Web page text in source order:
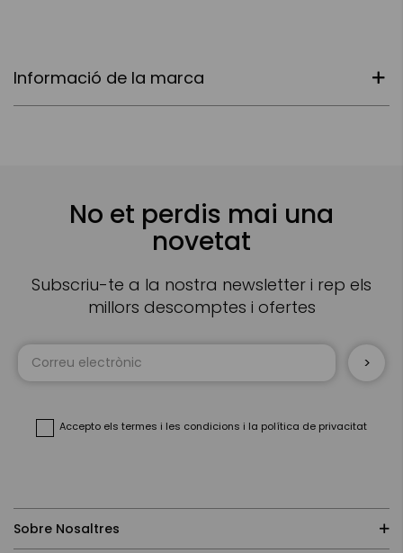
Informació de la marca
No et perdis mai una
novetat
Subscriu-te a la nostra newsletter i rep els
millors descomptes i ofertes
Sign
Accepto els termes i les condicions i la política de privacitat
Sobre Nosaltres